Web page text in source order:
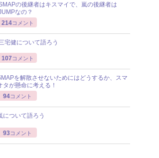
の後継者はキスマイで、嵐の後継者は
なの？
214コメント
宅健について語ろう
107 コメント
を解散させないためにはどうするか、スマ
タが懸命に考える！
94コメント
について語ろう
93コメント